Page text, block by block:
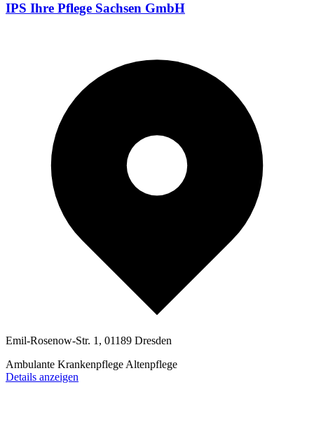
IPS Ihre Pflege Sachsen GmbH
Emil-Rosenow-Str. 1, 01189 Dresden
Ambulante Krankenpflege Altenpflege
Details anzeigen